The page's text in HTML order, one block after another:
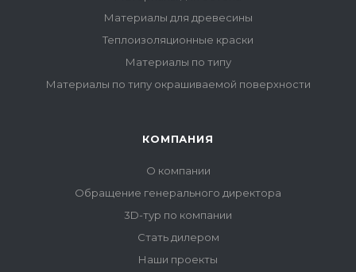
Материалы для древесины
Теплоизоляционные краски
Материалы по типу
Материалы по типу окрашиваемой поверхности
КОМПАНИЯ
О компании
Обращение генерального директора
3D-тур по компании
Стать дилером
Наши проекты